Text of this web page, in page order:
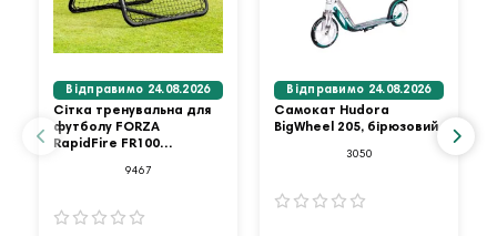
Відправимо 24.08.2026
Сітка тренувальна для
футболу FORZA
RapidFire FR100
9467
Відправимо 24.08.2026
Самокат Hudora
BigWheel 205, бірюзовий
3050